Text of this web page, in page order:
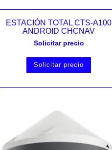
Vista rápida
ESTACIÓN TOTAL CTS-A100
ANDROID CHCNAV
Solicitar precio
Solicitar precio